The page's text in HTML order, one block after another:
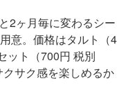
2ヶ月毎に変わるシー
意。価格はタルト（4
ット（700円 税別
サク感を楽しめるか